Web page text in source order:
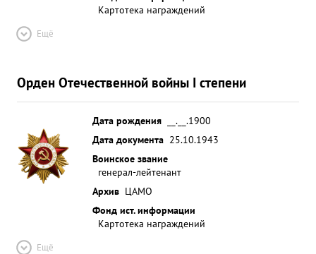
Картотека награждений
Ещё
Орден Отечественной войны I степени
Дата рождения
__.__.1900
Дата документа 25.10.1943
Воинское звание
генерал-лейтенант
Архив ЦАМО
Фонд ист. информации
Картотека награждений
Ещё